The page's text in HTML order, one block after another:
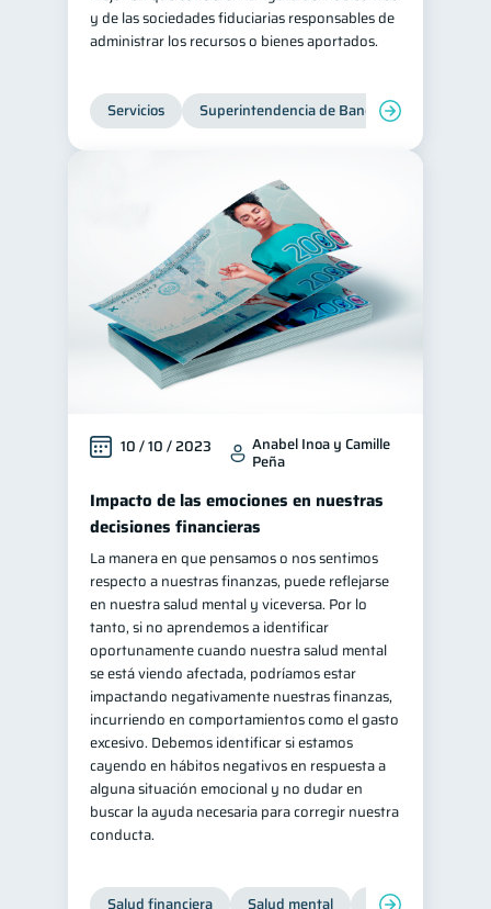
y de las sociedades fiduciarias responsables de
administrar los recursos o bienes aportados.
Servicios Superintendencia de Bancos
10 / 10 / 2023 Anabel Inoa y Camille
Peña
Impacto de las emociones en nuestras
decisiones financieras
La manera en que pensamos o nos sentimos
respecto a nuestras finanzas, puede reflejarse
en nuestra salud mental y viceversa. Por lo
tanto, si no aprendemos a identificar
oportunamente cuando nuestra salud mental
se está viendo afectada, podríamos estar
impactando negativamente nuestras finanzas,
incurriendo en comportamientos como el gasto
excesivo. Debemos identificar si estamos
cayendo en hábitos negativos en respuesta a
alguna situación emocional y no dudar en
buscar la ayuda necesaria para corregir nuestra
conducta.
Salud financiera Salud mental Inclusión